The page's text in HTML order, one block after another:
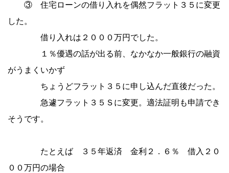
③ 住宅ローンの借り入れを偶然フラット３５に変更
した。
借り入れは２０００万円でした。
１％優遇の話が出る前、なかなか一般銀行の融資
がうまくいかず
ちょうどフラット３５に申し込んだ直後だった。
急遽フラット３５Ｓに変更。適法証明も申請でき
そうです。
たとえば ３５年返済 金利２．６％ 借入２０
００万円の場合